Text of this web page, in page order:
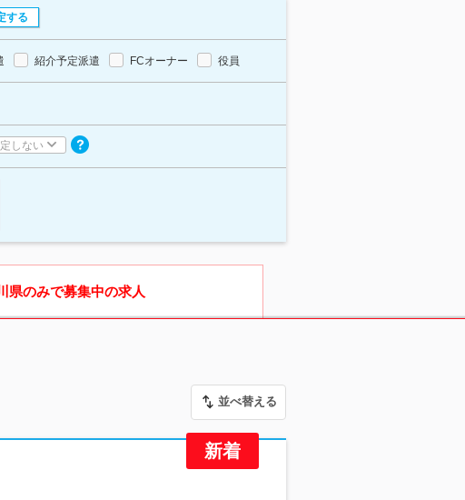
する
紹介予定派遣 FCオーナー 役員
しない
県のみで募集中の求人
並べ替える